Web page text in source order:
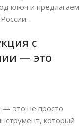
ключ и предлагаем
с
— это
— это не просто
который